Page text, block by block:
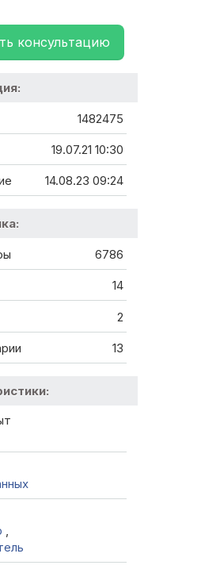
консультацию
1482475
19.07.21 10:30
14.08.23 09:24
6786
14
2
13
,